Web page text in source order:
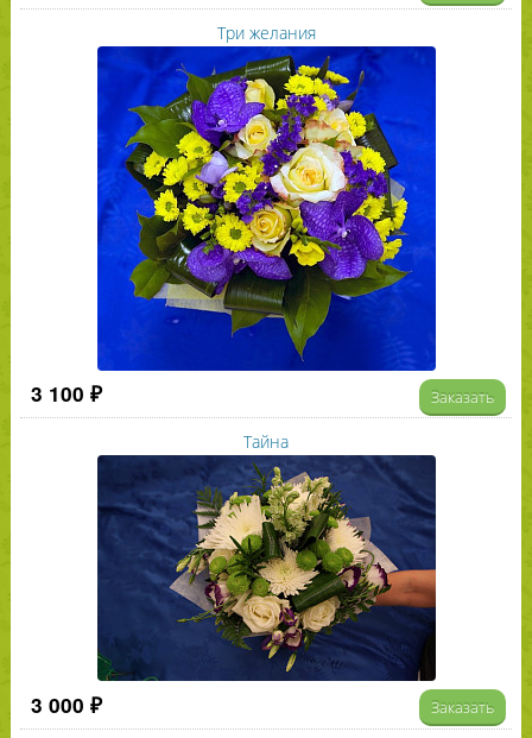
Три желания
3 100 ₽ Заказать
Тайна
3 000 ₽ Заказать